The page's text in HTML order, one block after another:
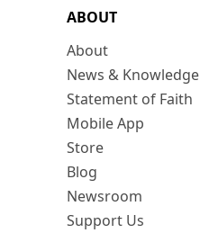
ABOUT
About
News & Knowledge
Statement of Faith
Mobile App
Store
Blog
Newsroom
Support Us